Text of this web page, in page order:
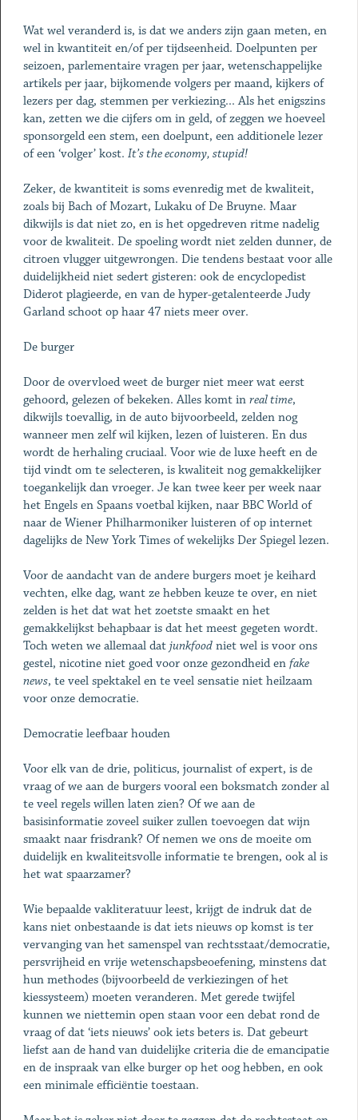
Wat wel veranderd is, is dat we anders zijn gaan meten, en
wel in kwantiteit en/of per tijdseenheid. Doelpunten per
seizoen, parlementaire vragen per jaar, wetenschappelijke
artikels per jaar, bijkomende volgers per maand, kijkers of
lezers per dag, stemmen per verkiezing... Als het enigszins
kan, zetten we die cijfers om in geld, of zeggen we hoeveel
sponsorgeld een stem, een doelpunt, een additionele lezer
of een ‘volger’ kost. It’s the economy, stupid!
Zeker, de kwantiteit is soms evenredig met de kwaliteit,
zoals bij Bach of Mozart, Lukaku of De Bruyne. Maar
dikwijls is dat niet zo, en is het opgedreven ritme nadelig
voor de kwaliteit. De spoeling wordt niet zelden dunner, de
citroen vlugger uitgewrongen. Die tendens bestaat voor alle
duidelijkheid niet sedert gisteren: ook de encyclopedist
Diderot plagieerde, en van de hyper-getalenteerde Judy
Garland schoot op haar 47 niets meer over.
De burger
Door de overvloed weet de burger niet meer wat eerst
gehoord, gelezen of bekeken. Alles komt in real time,
dikwijls toevallig, in de auto bijvoorbeeld, zelden nog
wanneer men zelf wil kijken, lezen of luisteren. En dus
wordt de herhaling cruciaal. Voor wie de luxe heeft en de
tijd vindt om te selecteren, is kwaliteit nog gemakkelijker
toegankelijk dan vroeger. Je kan twee keer per week naar
het Engels en Spaans voetbal kijken, naar BBC World of
naar de Wiener Philharmoniker luisteren of op internet
dagelijks de New York Times of wekelijks Der Spiegel lezen.
Voor de aandacht van de andere burgers moet je keihard
vechten, elke dag, want ze hebben keuze te over, en niet
zelden is het dat wat het zoetste smaakt en het
gemakkelijkst behapbaar is dat het meest gegeten wordt.
Toch weten we allemaal dat junkfoodniet wel is voor ons
gestel, nicotine niet goed voor onze gezondheid en fake
news, te veel spektakel en te veel sensatie niet heilzaam
voor onze democratie.
Democratie leefbaar houden
Voor elk van de drie, politicus, journalist of expert, is de
vraag of we aan de burgers vooral een boksmatch zonder al
te veel regels willen laten zien? Of we aan de
basisinformatie zoveel suiker zullen toevoegen dat wijn
smaakt naar frisdrank? Of nemen we ons de moeite om
duidelijk en kwaliteitsvolle informatie te brengen, ook al is
het wat spaarzamer?
Wie bepaalde vakliteratuur leest, krijgt de indruk dat de
kans niet onbestaande is dat iets nieuws op komst is ter
vervanging van het samenspel van rechtsstaat/democratie,
persvrijheid en vrije wetenschapsbeoefening, minstens dat
hun methodes (bijvoorbeeld de verkiezingen of het
kiessysteem) moeten veranderen. Met gerede twijfel
kunnen we niettemin open staan voor een debat rond de
vraag of dat ‘iets nieuws’ ook iets beters is. Dat gebeurt
liefst aan de hand van duidelijke criteria die de emancipatie
en de inspraak van elke burger op het oog hebben, en ook
een minimale efficiëntie toestaan.